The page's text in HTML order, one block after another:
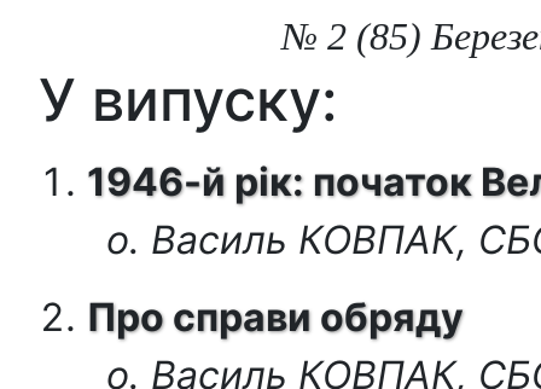
№ 2 (85)
У випуску:
1946-й рік: початок
о. Василь КОВПАК,
Про справи обряду
о. Василь КОВПАК,